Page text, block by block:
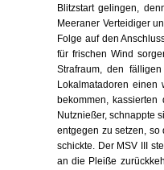
Blitzstart gelingen,
Meeraner Verteidiger
Folge auf den
für frischen Wind
Strafraum, den
Lokalmatadoren
bekommen,
Nutznießer, schnappte
entgegen zu setzen, so
schickte. Der MSV III
an die Pleiße